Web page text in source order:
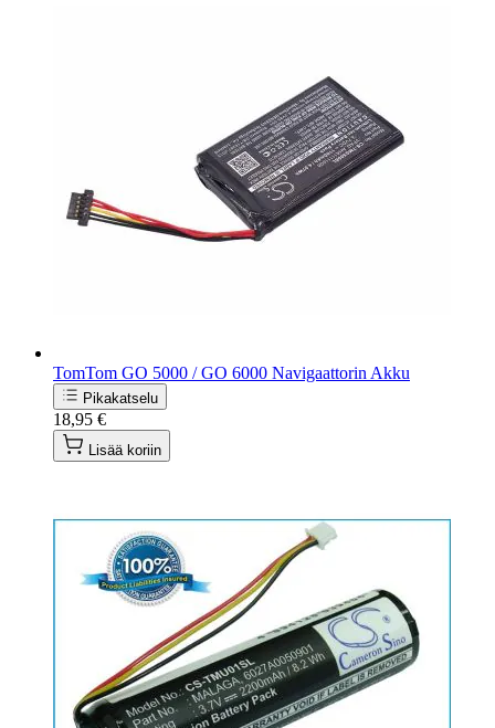
TomTom GO 5000 / GO 6000 Navigaattorin Akku
Pikakatselu
18,95 €
Lisää koriin